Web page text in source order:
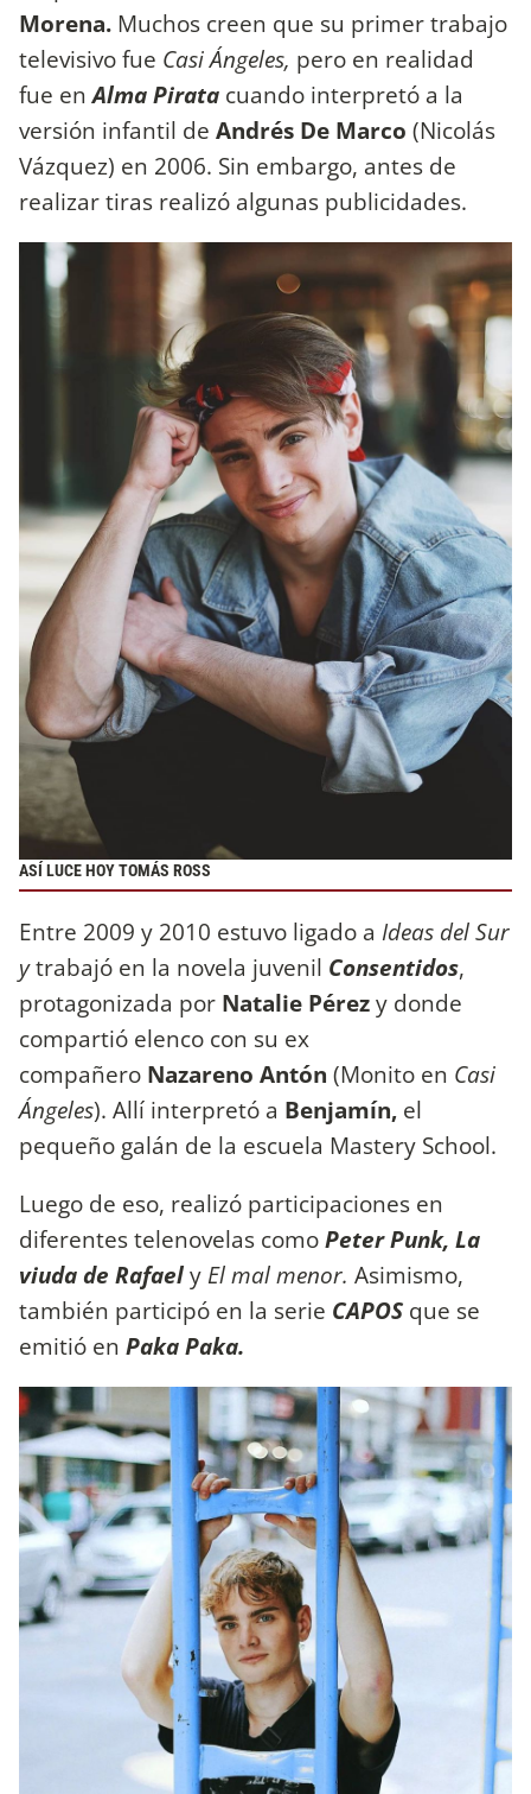
Morena. Muchos creen que su primer trabajo
televisivo fue Casi Ángeles, pero en realidad
fue enAlma Pirata cuando interpretó a la
versión infantil de Andrés De Marco (Nicolás
Vázquez) en 2006. Sin embargo, antes de
realizar tiras realizó algunas publicidades.
ASÍ LUCE HOY TOMÁS ROSS
Entre 2009 y 2010 estuvo ligado a Ideas del Sur
ytrabajó en la novela juvenil Consentidos,
protagonizada por Natalie Pérezy donde
compartió elenco con su ex
compañero Nazareno Antón (Monito en Casi
Ángeles). Allí interpretó a Benjamín, el
pequeño galán de la escuela Mastery School.
Luego de eso, realizó participaciones en
diferentes telenovelas comoPeter Punk, La
viuda de Rafaely El mal menor. Asimismo,
también participó en la serie CAPOS que se
emitió en Paka Paka.